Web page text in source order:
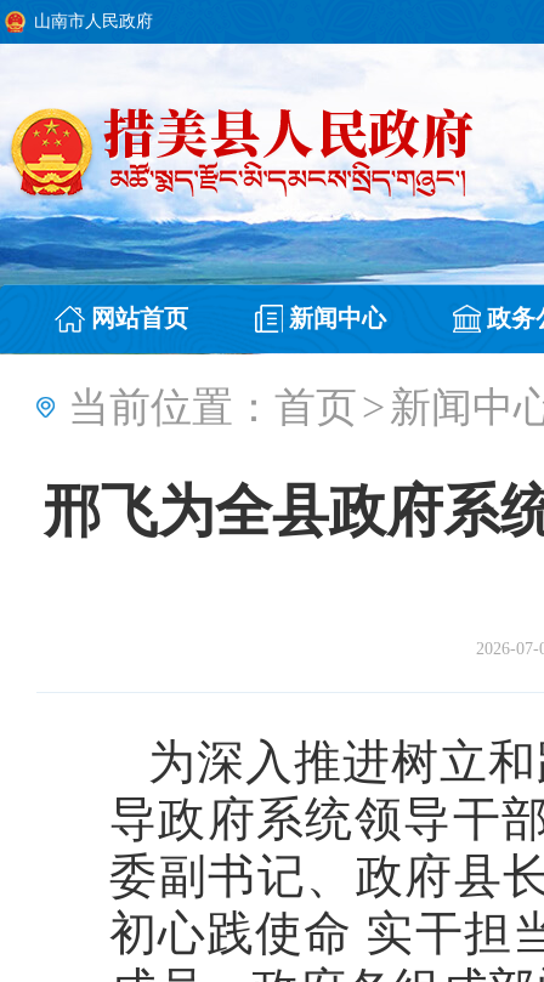
山南市人民政府
网站首页 新闻中心 政务
当前位置： 首页>新闻中
邢飞为全县政府系
2026-07-
为深入推进树立
导政府系统领导干
委副书记、政府县
初心践使命 实干担